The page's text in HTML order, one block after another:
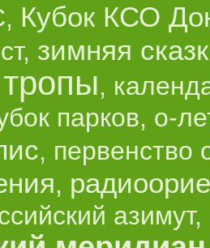
, Кубок КСО
, зимняя
,
парков, о-
, первенство
,
азимут,